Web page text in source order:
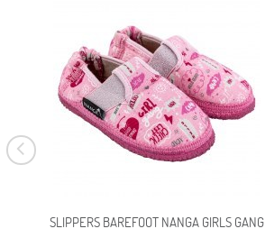
SLIPPERS BAREFOOT NANGA GIRLS GANG